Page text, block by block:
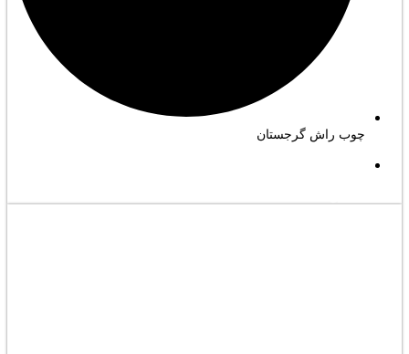
چوب راش گرجستان